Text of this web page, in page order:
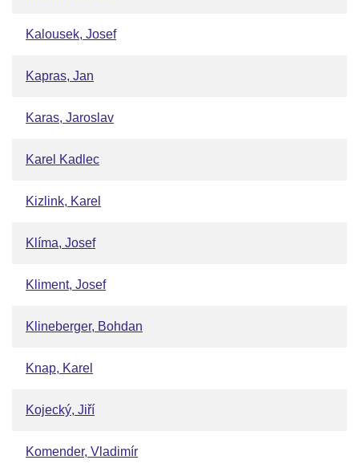
Kalousek, Josef
Kapras, Jan
Karas, Jaroslav
Karel Kadlec
Kizlink, Karel
Klíma, Josef
Kliment, Josef
Klineberger, Bohdan
Knap, Karel
Kojecký, Jiří
Komender, Vladimír